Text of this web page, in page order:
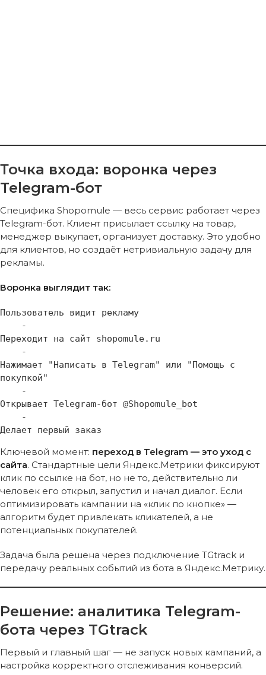
Точка входа: воронка через
Telegram-бот
Специфика Shopomule — весь сервис работает через
Telegram-бот. Клиент присылает ссылку на товар,
менеджер выкупает, организует доставку. Это удобно
для клиентов, но создаёт нетривиальную задачу для
рекламы.
Воронка выглядит так:
Пользователь видит рекламу
Переходит на сайт shopomule.ru
Нажимает "Написать в Telegram" или "Помощь с
покупкой"
Открывает Telegram-бот @Shopomule_bot
Ключевой момент: переход в Telegram — это уход с
сайта. Стандартные цели Яндекс.Метрики фиксируют
клик по ссылке на бот, но не то, действительно ли
человек его открыл, запустил и начал диалог. Если
оптимизировать кампании на «клик по кнопке» —
алгоритм будет привлекать кликателей, а не
потенциальных покупателей.
Задача была решена через подключение TGtrack и
передачу реальных событий из бота в Яндекс.Метрику.
Решение: аналитика Telegram-
бота через TGtrack
Первый и главный шаг — не запуск новых кампаний, а
настройка корректного отслеживания конверсий.